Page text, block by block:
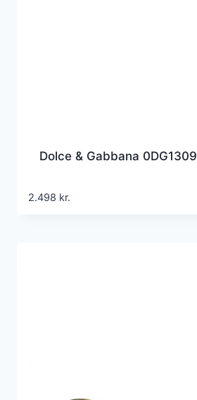
Dolce & Gabbana 0DG1309
2.498 kr.